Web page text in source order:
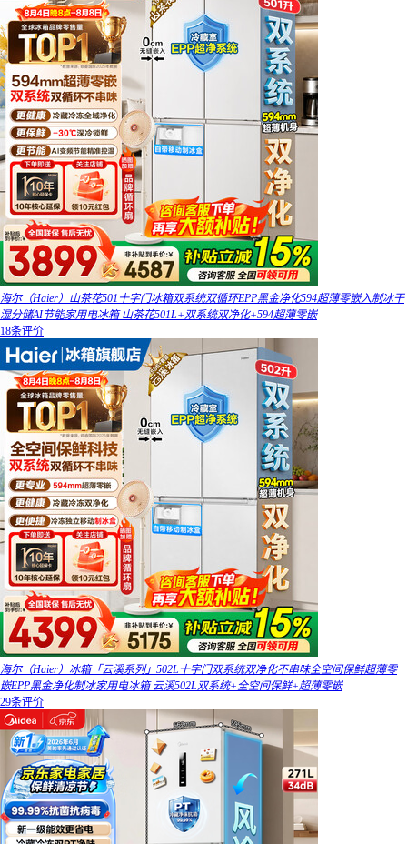
海尔（Haier）山茶花501十字门冰箱双系统双循环EPP黑金净化594超薄零嵌入制冰干
湿分储AI节能家用电冰箱 山茶花501L+双系统双净化+594超薄零嵌
18条评价
海尔（Haier）冰箱「云溪系列」502L十字门双系统双净化不串味全空间保鲜超薄零
嵌EPP黑金净化制冰家用电冰箱 云溪502L双系统+全空间保鲜+超薄零嵌
29条评价